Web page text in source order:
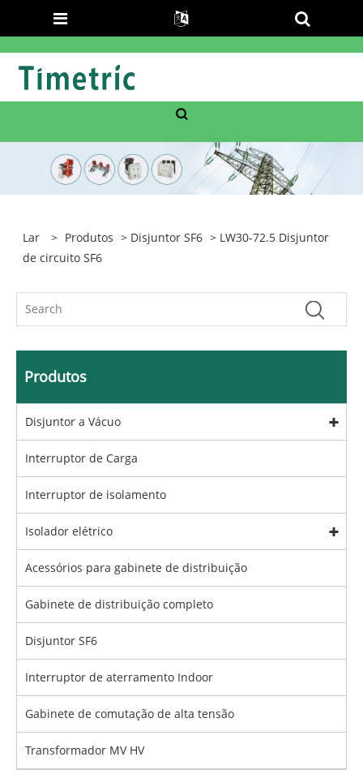
Lar > Produtos > Disjuntor SF6 > LW30-72.5 Disjuntor
de circuito SF6
Produtos
Disjuntor a Vácuo
Interruptor de Carga
Interruptor de isolamento
Isolador elétrico
Acessórios para gabinete de distribuição
Gabinete de distribuição completo
Disjuntor SF6
Interruptor de aterramento Indoor
Gabinete de comutação de alta tensão
Transformador MV HV